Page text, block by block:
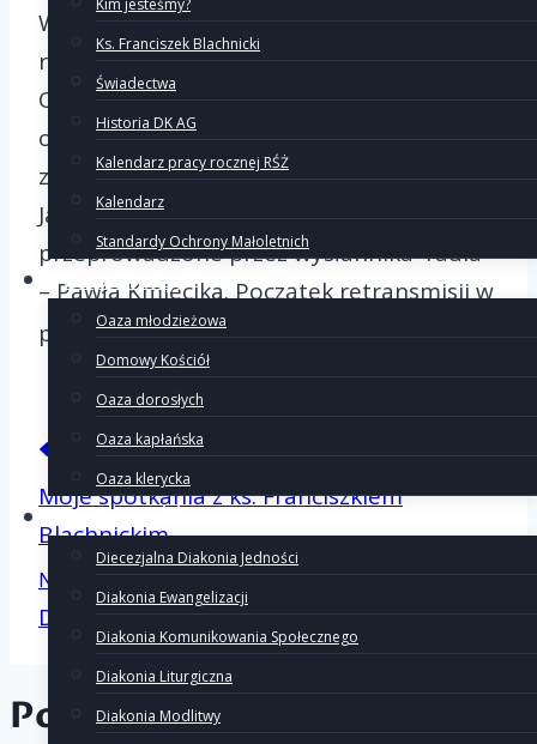
Kim jesteśmy?
Ks. Franciszek Blachnicki
Świadectwa
Historia DK AG
Kalendarz pracy rocznej RŚŻ
Kalendarz
Standardy Ochrony Małoletnich
Wspólnoty
Oaza młodzieżowa
Domowy Kościół
Oaza dorosłych
Oaza kapłańska
Oaza klerycka
Diakonie
Diecezjalna Diakonia Jedności
Diakonia Ewangelizacji
Diakonia Komunikowania Społecznego
Diakonia Liturgiczna
Diakonia Modlitwy
W
Radiu Fos-Zoe
retransmisji Kongregacji
Odpowiedzialnych. Będzie ona
obejmować całość przemówień
zarejestrowanych na Auli Kordeckiego na
Jasnej Górze oraz wywiady
przeprowadzone przez wysłannika radia
– Pawła Kmiecika. Początek retransmisji w
piątek 24 lutego od godz. 20
wpisu
Moje spotkania z ks. Franciszkiem
Blachnickim
Następny
Droga krzyżowa w Pakości
Podobne wpisy